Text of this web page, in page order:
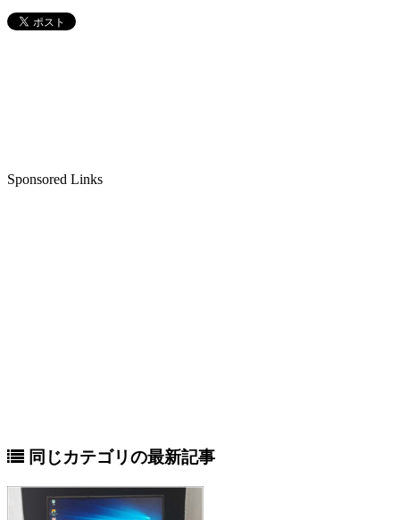
Sponsored Links
同じカテゴリの最新記事